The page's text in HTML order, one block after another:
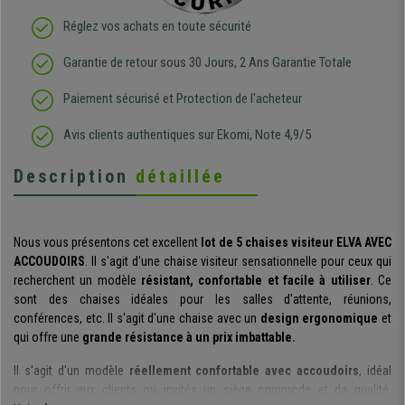
Réglez vos achats en toute sécurité
Garantie de retour sous 30 Jours, 2 Ans Garantie Totale
Paiement sécurisé et Protection de l'acheteur
Avis clients authentiques sur Ekomi, Note 4,9/5
Description détaillée
Nous vous présentons cet excellent lot de 5 chaises visiteur ELVA AVEC
ACCOUDOIRS. Il s'agit d'une chaise visiteur sensationnelle pour ceux qui
recherchent un modèle résistant, confortable et facile à utiliser. Ce
sont des chaises idéales pour les salles d'attente, réunions,
conférences, etc. Il s'agit d'une chaise avec un design ergonomique et
qui offre une grande résistance à un prix imbattable.
Il s'agit d'un modèle réellement confortable avec accoudoirs, idéal
pour offrir aux clients ou invités un siège commode et de qualité.